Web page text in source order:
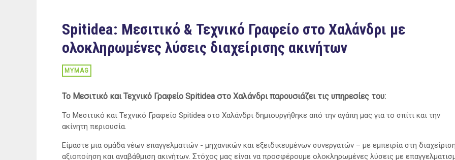
Spitidea: Μεσιτικό & Τεχνικό Γραφείο στο Χαλάνδρι με
ολοκληρωμένες λύσεις διαχείρισης ακινήτων
MYMAG
To Μεσιτικό και Τεχνικό Γραφείο Spitidea στο Χαλάνδρι παρουσιάζει τις υπηρεσίες του:
Το Μεσιτικό και Τεχνικό Γραφείο Spitidea στο Χαλάνδρι δημιουργήθηκε από την αγάπη μας για το σπίτι και την
ακίνητη περιουσία.
Eίμαστε μια ομάδα νέων επαγγελματιών - μηχανικών και εξειδικευμένων συνεργατών – με εμπειρία στη
αξιοποίηση και αναβάθμιση ακινήτων. Στόχος μας είναι να προσφέρουμε ολοκληρωμένες λύσεις με